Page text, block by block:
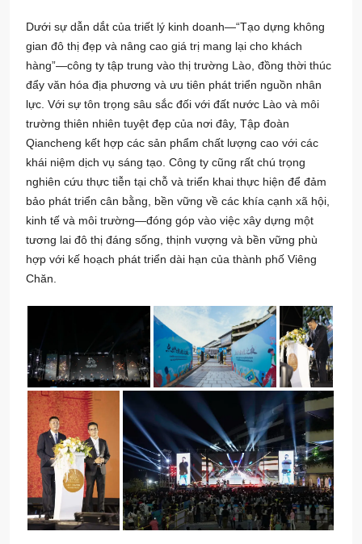
Dưới sự dẫn dắt của triết lý kinh doanh—“Tạo dựng không
gian đô thị đẹp và nâng cao giá trị mang lại cho khách
hàng”—công ty tập trung vào thị trường Lào, đồng thời thúc
đẩy văn hóa địa phương và ưu tiên phát triển nguồn nhân
lực. Với sự tôn trọng sâu sắc đối với đất nước Lào và môi
trường thiên nhiên tuyệt đẹp của nơi đây, Tập đoàn
Qiancheng kết hợp các sản phẩm chất lượng cao với các
khái niệm dịch vụ sáng tạo. Công ty cũng rất chú trọng
nghiên cứu thực tiễn tại chỗ và triển khai thực hiện để đảm
bảo phát triển cân bằng, bền vững về các khía cạnh xã hội,
kinh tế và môi trường—đóng góp vào việc xây dựng một
tương lai đô thị đáng sống, thịnh vượng và bền vững phù
hợp với kế hoạch phát triển dài hạn của thành phố Viêng
Chăn.